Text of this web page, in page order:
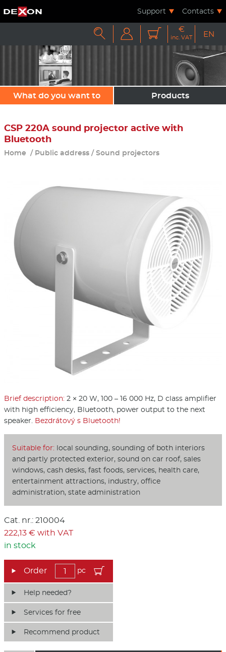
Support Contacts
   €
inc. VAT EN
What do you want to
Products
CSP 220A sound projector active with
Bluetooth
Home / Public address /Sound projectors
Brief description: 2 × 20 W, 100 – 16 000 Hz, D class amplifier
with high efficiency, Bluetooth, power output to the next
speaker. Bezdrátový s Bluetooth!
Suitable for: local sounding, sounding of both interiors
and partly protected exterior, sound on car roof, sales
windows, cash desks, fast foods, services, health care,
entertainment attractions, industry, office
administration, state administration
Cat. nr.: 210004
222,13 € with VAT
in stock
pc
Help needed?
Services for free
Recommend product